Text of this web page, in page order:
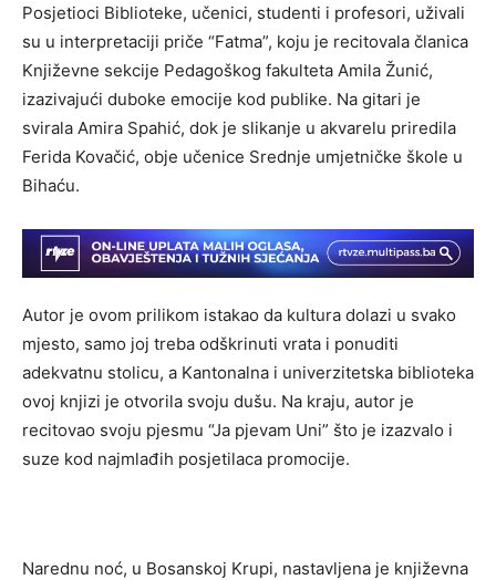
Posjetioci Biblioteke, učenici, studenti i profesori, uživali
su u interpretaciji priče “Fatma”, koju je recitovala članica
Književne sekcije Pedagoškog fakulteta Amila Žunić,
izazivajući duboke emocije kod publike. Na gitari je
svirala Amira Spahić, dok je slikanje u akvarelu priredila
Ferida Kovačić, obje učenice Srednje umjetničke škole u
Bihaću.
Autor je ovom prilikom istakao da kultura dolazi u svako
mjesto, samo joj treba odškrinuti vrata i ponuditi
adekvatnu stolicu, a Kantonalna i univerzitetska biblioteka
ovoj knjizi je otvorila svoju dušu. Na kraju, autor je
recitovao svoju pjesmu “Ja pjevam Uni” što je izazvalo i
suze kod najmlađih posjetilaca promocije.
Narednu noć, u Bosanskoj Krupi, nastavljena je književna